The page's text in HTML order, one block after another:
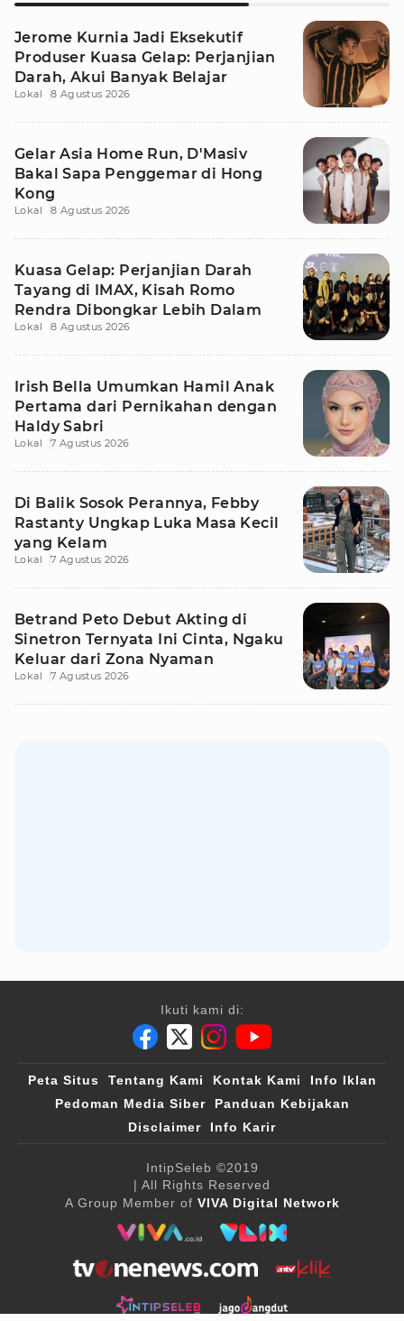
Jerome Kurnia Jadi Eksekutif
Produser Kuasa Gelap: Perjanjian
Darah, Akui Banyak Belajar
Lokal 8 Agustus 2026
Gelar Asia Home Run, D'Masiv
Bakal Sapa Penggemar di Hong
Kong
Lokal 8 Agustus 2026
Kuasa Gelap: Perjanjian Darah
Tayang di IMAX, Kisah Romo
Rendra Dibongkar Lebih Dalam
Lokal 8 Agustus 2026
Irish Bella Umumkan Hamil Anak
Pertama dari Pernikahan dengan
Haldy Sabri
Lokal 7 Agustus 2026
Di Balik Sosok Perannya, Febby
Rastanty Ungkap Luka Masa Kecil
yang Kelam
Lokal 7 Agustus 2026
Betrand Peto Debut Akting di
Sinetron Ternyata Ini Cinta, Ngaku
Keluar dari Zona Nyaman
Lokal 7 Agustus 2026
Ikuti kami di:
Peta Situs Tentang Kami Kontak Kami
Info Iklan
Pedoman Media Siber
Panduan Kebijakan
Disclaimer
Info Karir
IntipSeleb ©2019
| All Rights Reserved
A Group Member of VIVA Digital Network